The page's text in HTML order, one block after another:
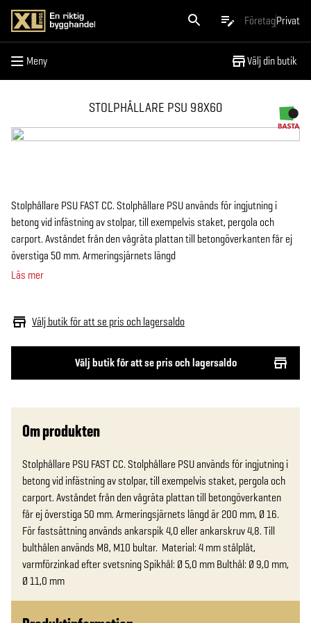
FöretagPrivat
Meny Välj din butik
Meny
STOLPHÅLLARE PSU 98X60
Välj butik för att se pris och lagersaldo
Välj butik för att se pris och lagersaldo
Stolphållare PSU FAST CC. Stolphållare PSU används för ingjutning i
betong vid infästning av stolpar, till exempelvis staket, pergola och
carport. Avståndet från den vågräta plattan till betongöverkanten får ej
överstiga 50 mm. Armeringsjärnets längd
Läs mer
Om produkten
Stolphållare PSU FAST CC. Stolphållare PSU används för ingjutning i
betong vid infästning av stolpar, till exempelvis staket, pergola och
carport. Avståndet från den vågräta plattan till betongöverkanten
får ej överstiga 50 mm. Armeringsjärnets längd är 200 mm, Ø 16.
För fastsättning används ankarspik 4,0 eller ankarskruv 4,8. Till
bulthålen används M8, M10 bultar.  Material: 4 mm stålplåt,
varmförzinkad efter svetsning Spikhål: Ø 5,0 mm Bulthål: Ø 9,0 mm,
Ø 11,0 mm